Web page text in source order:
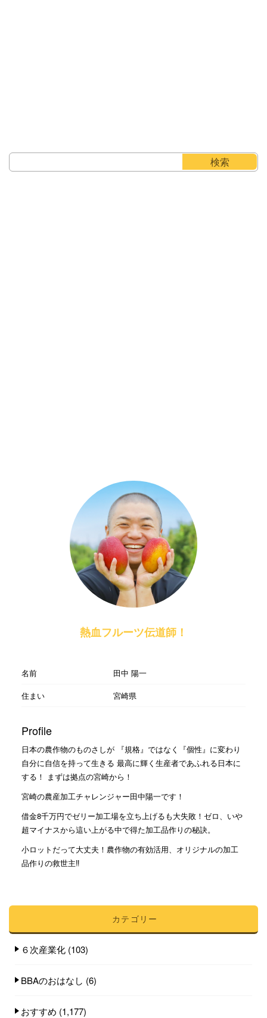
熱血フルーツ伝道師！
名前
田中 陽一
住まい
宮崎県
Profile
日本の農作物のものさしが 『規格』ではなく『個性』に変わり
自分に自信を持って生きる 最高に輝く生産者であふれる日本に
する！ まずは拠点の宮崎から！
宮崎の農産加工チャレンジャー田中陽一です！
借金8千万円でゼリー加工場を立ち上げるも大失敗！ゼロ、いや
超マイナスから這い上がる中で得た加工品作りの秘訣。
小ロットだって大丈夫！農作物の有効活用、オリジナルの加工
品作りの救世主‼︎
カテゴリー
６次産業化 (103)
BBAのおはなし (6)
おすすめ (1,177)